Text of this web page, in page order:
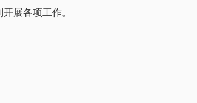
展各项工作。